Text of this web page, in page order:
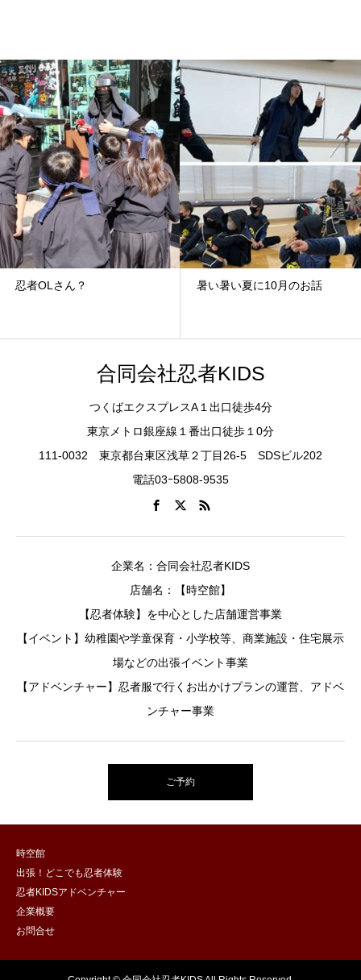
忍者OLさん？ 暑い暑い夏に10月のお話
合同会社忍者KIDS
つくばエクスプレスA１出口徒歩4分
東京メトロ銀座線１番出口徒歩１0分
111-0032 東京都台東区浅草２丁目26-5 SDSビル202
電話03ｰ5808-9535
企業名：合同会社忍者KIDS
店舗名：【時空館】
【忍者体験】を中心とした店舗運営事業
【イベント】幼稚園や学童保育・小学校等、商業施設・住宅展示
場などの出張イベント事業
【アドベンチャー】忍者服で行くお出かけプランの運営、アドベ
ンチャー事業
ご予約
時空館
出張！どこでも忍者体験
忍者KIDSアドベンチャー
企業概要
お問合せ